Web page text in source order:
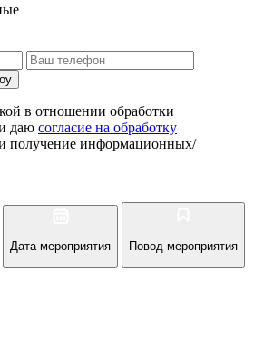
в отношении обработки
даю согласие на обработку
получение информационных/
Дата мероприятия Повод мероприятия